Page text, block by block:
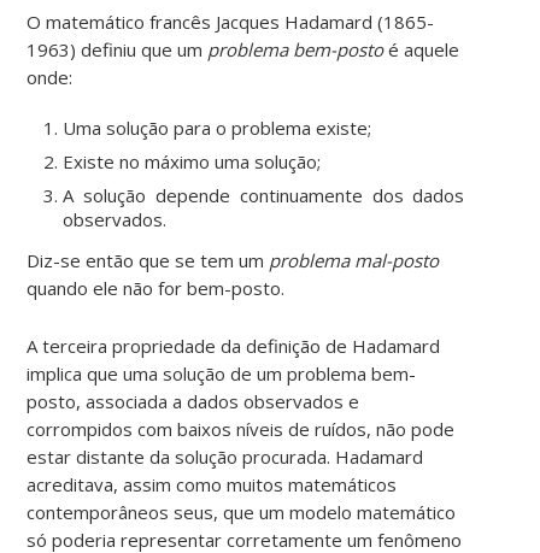
O matemático francês Jacques Hadamard (1865-
1963) definiu que um problema bem-postoé aquele
onde:
Uma solução para o problema existe;
Existe no máximo uma solução;
A solução depende continuamente dos dados
observados.
Diz-se então que se tem um problema mal-posto
quando ele não for bem-posto.
A terceira propriedade da definição de Hadamard
implica que uma solução de um problema bem-
posto, associada a dados observados e
corrompidos com baixos níveis de ruídos, não pode
estar distante da solução procurada. Hadamard
acreditava, assim como muitos matemáticos
contemporâneos seus, que um modelo matemático
só poderia representar corretamente um fenômeno